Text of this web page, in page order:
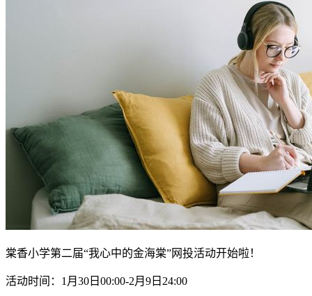
棠香小学第二届“我心中的金海棠”网投活动开始啦！
活动时间：1月30日00:00-2月9日24:00